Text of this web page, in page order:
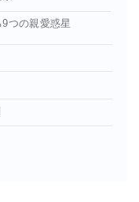
つの親愛惑星